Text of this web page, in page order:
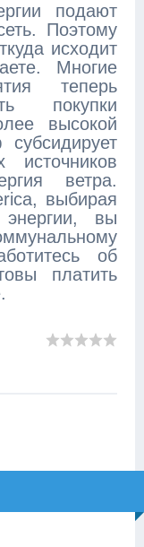
подают
Поэтому
исходит
Многие
теперь
покупки
высокой
источников
ветра.
выбирая
энергии, вы
об
платить